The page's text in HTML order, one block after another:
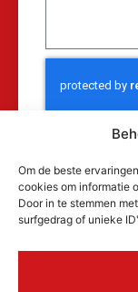
Om de beste
cookies om informatie
Door in te stemmen
surfgedrag of unieke